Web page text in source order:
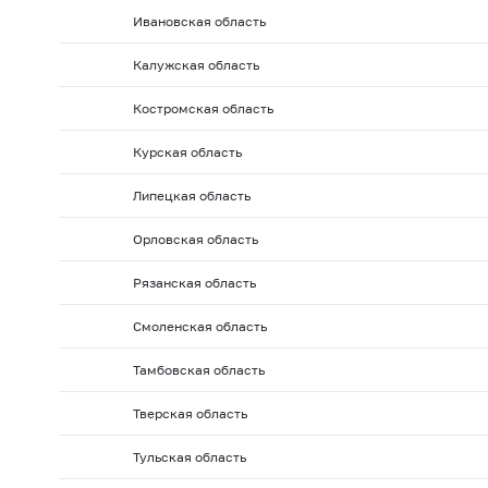
2008 г.: на 01.10
2008 г.: на 01.09
2008 г.: на 01.02
2008 г.: на 01.01
2005 г.: на 01.06
2005 г.: на 01.05
2004 г.: на 01.10
2004 г.: на 01.09
2002 г.: на 01.02
2002 г.: на 01.01
2001 г.: на 01.06
2001 г.: на 01.05
Ивановская область
Калужская область
Костромская область
Курская область
Липецкая область
Орловская область
Рязанская область
Смоленская область
Тамбовская область
Тверская область
Тульская область